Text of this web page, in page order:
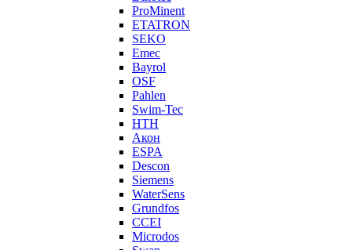
ProMinent
ETATRON
SEKO
Emec
Bayrol
OSF
Pahlen
Swim-Tec
НТН
Акон
ESPA
Descon
Siemens
WaterSens
Grundfos
CCEI
Microdos